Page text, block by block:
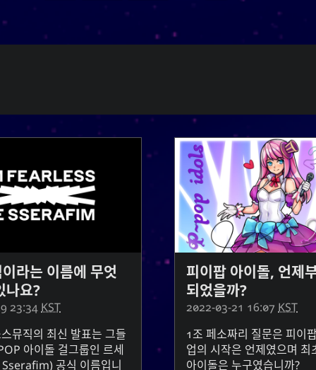
라는 이름에 무엇
나요?
23:34KST
뮤직의 최신 발표는 그들
아이돌 걸그룹인 르세
Sserafim) 공식 이름입니
피이팝 아이돌, 언제
되었을까?
2022-03-21 16:07 KST
1조 페소짜리 질문은 피이
업의 시작은 언제였으며 최
아이돌은 누구였습니까?
One
Love and
Linklists Are Back
Web for Hugo